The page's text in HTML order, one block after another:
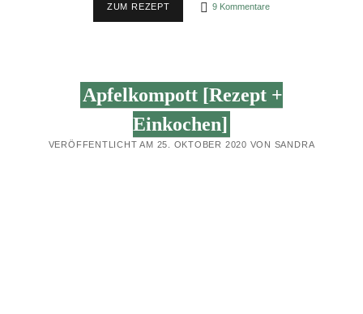
ZUM REZEPTREZEPT: 9 Kommentare
Apfelkompott [Rezept +
Einkochen]
VERÖFFENTLICHT AM 25. OKTOBER 2020 VON SANDRA